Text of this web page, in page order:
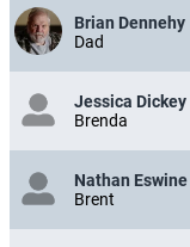
Brian Dennehy
Dad
Jessica Dickey
Brenda
Nathan Eswine
Brent